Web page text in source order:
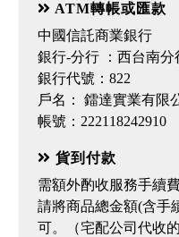
ATM轉帳或匯款
中國信託商業銀行
銀行-分行 ：西台南分
銀行代號：822
戶名： 鐳達實業有限
帳號：222118242910
貨到付款
需額外酌收服務手續費
請將商品總金額(含手
可。（宅配公司代收